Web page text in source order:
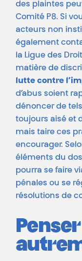
des plaintes
Comité P8. Si
acteurs non
également
la Ligue des
matière de
lutte contre
d’abus soient
dénoncer de
toujours aisé et
mais taire ces
encourager.
éléments du
pourra se faire
pénales ou se
résolutions de